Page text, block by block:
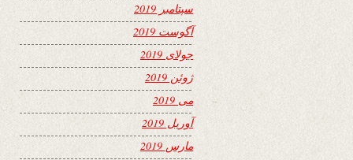
سپتامبر 2019
آگوست 2019
جولای 2019
ژوئن 2019
می 2019
آوریل 2019
مارس 2019